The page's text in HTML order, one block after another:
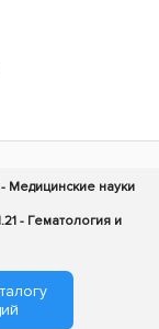
- Медицинские науки
- Гематология и